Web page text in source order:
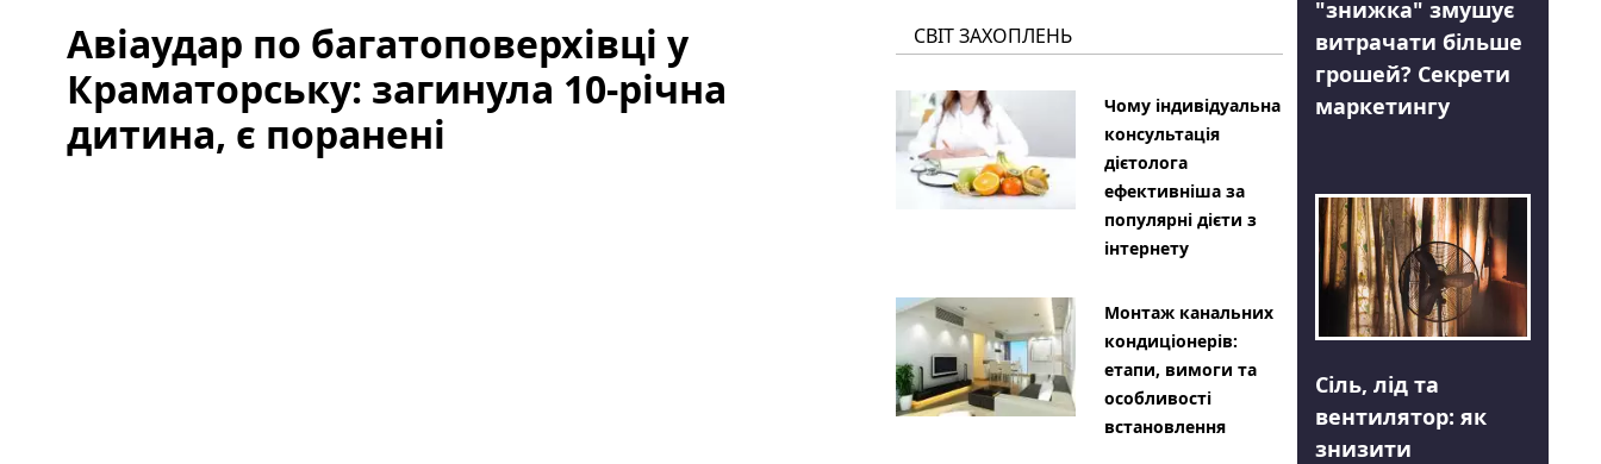
Авіаудар по багатоповерхівці у
Краматорську: загинула 10-річна
дитина, є поранені
СВІТ ЗАХОПЛЕНЬ
Чому індивідуальна
консультація
дієтолога
ефективніша за
популярні дієти з
інтернету
Монтаж канальних
кондиціонерів:
етапи, вимоги та
особливості
встановлення
"знижка" змушує
витрачати більше
грошей? Секрети
маркетингу
Сіль, лід та
вентилятор: як
знизити